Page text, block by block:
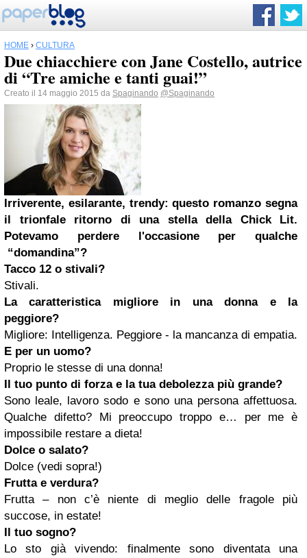
HOME › CULTURA
Due chiacchiere con Jane Costello, autrice
di “Tre amiche e tanti guai!”
Creato il 14 maggio 2015 da Spaginando @Spaginando
Irriverente, esilarante, trendy: questo romanzo segna
il trionfale ritorno di una stella della Chick Lit.
Potevamo perdere l'occasione per qualche
“domandina”?
Tacco 12 o stivali?
Stivali.
La caratteristica migliore in una donna e la
peggiore?
Migliore: Intelligenza. Peggiore - la mancanza di empatia.
E per un uomo?
Proprio le stesse di una donna!
Il tuo punto di forza e la tua debolezza più grande?
Sono leale, lavoro sodo e sono una persona affettuosa.
Qualche difetto? Mi preoccupo troppo e… per me è
impossibile restare a dieta!
Dolce o salato?
Dolce (vedi sopra!)
Frutta e verdura?
Frutta – non c’è niente di meglio delle fragole più
succose, in estate!
Il tuo sogno?
Lo sto già vivendo: finalmente sono diventata una